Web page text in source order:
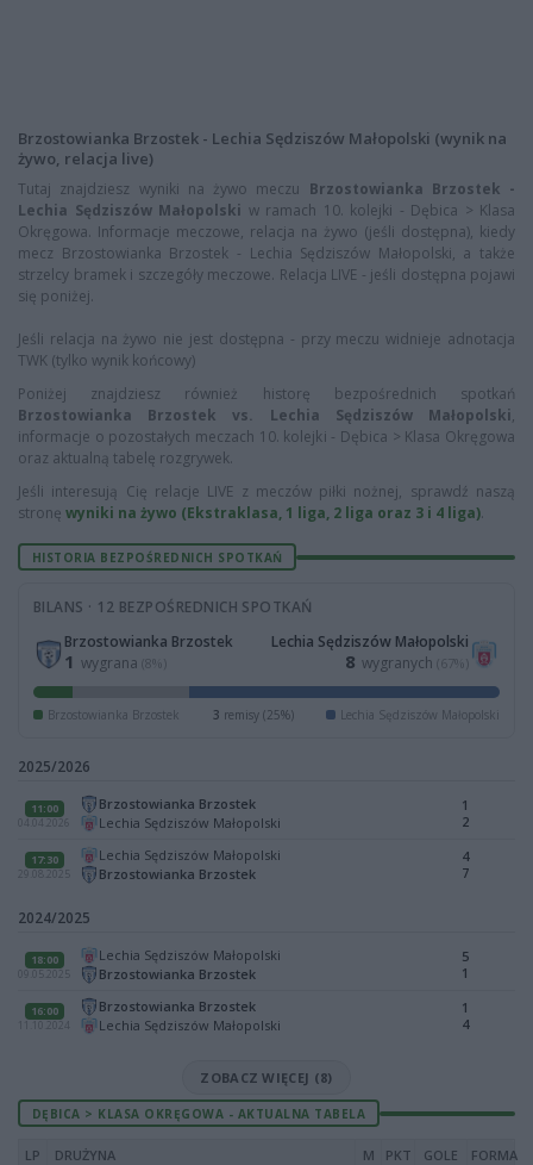
Brzostowianka Brzostek - Lechia Sędziszów Małopolski (wynik na
żywo, relacja live)
Tutaj znajdziesz wyniki na żywo meczu Brzostowianka Brzostek -
Lechia Sędziszów Małopolski w ramach 10. kolejki - Dębica > Klasa
Okręgowa. Informacje meczowe, relacja na żywo (jeśli dostępna), kiedy
mecz Brzostowianka Brzostek - Lechia Sędziszów Małopolski, a także
strzelcy bramek i szczegóły meczowe. Relacja LIVE - jeśli dostępna pojawi
się poniżej.
Jeśli relacja na żywo nie jest dostępna - przy meczu widnieje adnotacja
TWK (tylko wynik końcowy)
Poniżej znajdziesz również historę bezpośrednich spotkań
Brzostowianka Brzostek vs. Lechia Sędziszów Małopolski,
informacje o pozostałych meczach 10. kolejki - Dębica > Klasa Okręgowa
oraz aktualną tabelę rozgrywek.
Jeśli interesują Cię relacje LIVE z meczów piłki nożnej, sprawdź naszą
stronę wyniki na żywo (Ekstraklasa, 1 liga, 2 liga oraz 3 i 4 liga).
HISTORIA BEZPOŚREDNICH SPOTKAŃ
BILANS · 12 BEZPOŚREDNICH SPOTKAŃ
Brzostowianka Brzostek
1 wygrana (8%)
Lechia Sędziszów Małopolski
8 wygranych (67%)
Brzostowianka Brzostek 3 remisy (25%) Lechia Sędziszów Małopolski
2025/2026
11:00
04.04.2026
Brzostowianka Brzostek
Lechia Sędziszów Małopolski
1
2
17:30
29.08.2025
Lechia Sędziszów Małopolski
Brzostowianka Brzostek
4
7
2024/2025
18:00
09.05.2025
Lechia Sędziszów Małopolski
Brzostowianka Brzostek
5
1
16:00
11.10.2024
Brzostowianka Brzostek
Lechia Sędziszów Małopolski
1
4
ZOBACZ WIĘCEJ (8)
DĘBICA > KLASA OKRĘGOWA - AKTUALNA TABELA
LP DRUŻYNA M PKT GOLE FORMA